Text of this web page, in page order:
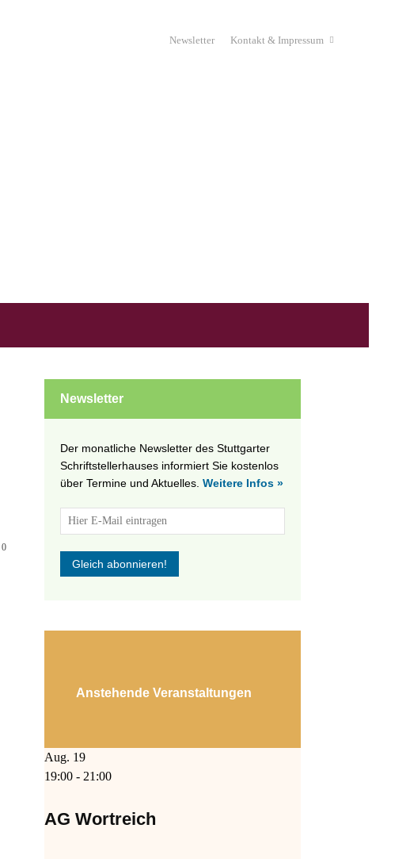
Newsletter Kontakt & Impressum
0
Newsletter
Der monatliche Newsletter des Stuttgarter
Schriftstellerhauses informiert Sie kostenlos
über Termine und Aktuelles. Weitere Infos »
Anstehende Veranstaltungen
Aug. 19
19:00 - 21:00
AG Wortreich